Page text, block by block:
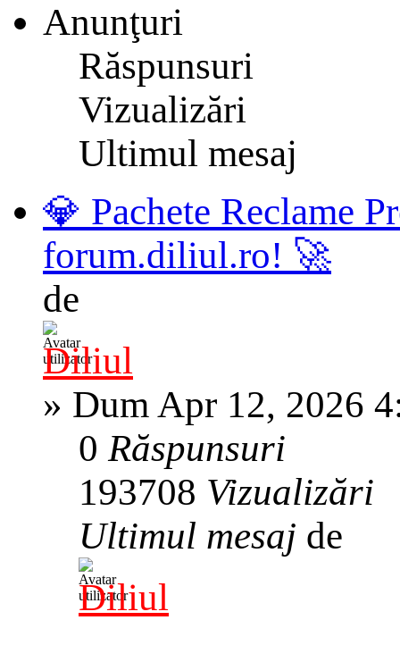
Anunţuri
Răspunsuri
Vizualizări
Ultimul mesaj
💎 Pachete Reclame
forum.diliul.ro! 🚀
de
Diliul
» Dum Apr 12, 2026
0Răspunsuri
193708 Vizualizări
Ultimul mesaj de
Diliul